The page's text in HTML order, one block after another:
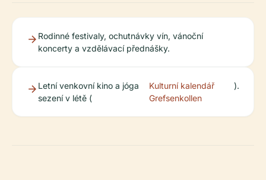
Rodinné festivaly, ochutnávky vín, vánoční
koncerty a vzdělávací přednášky.
Letní venkovní kino a jóga
sezení v létě (
Kulturní kalendář
Grefsenkollen
).